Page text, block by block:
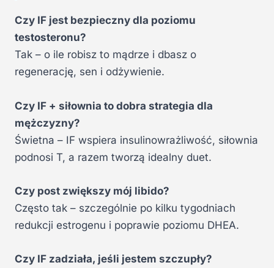
Czy IF jest bezpieczny dla poziomu
testosteronu?
Tak – o ile robisz to mądrze i dbasz o
regenerację, sen i odżywienie.
Czy IF + siłownia to dobra strategia dla
mężczyzny?
Świetna – IF wspiera insulinowrażliwość, siłownia
podnosi T, a razem tworzą idealny duet.
Czy post zwiększy mój libido?
Często tak – szczególnie po kilku tygodniach
redukcji estrogenu i poprawie poziomu DHEA.
Czy IF zadziała, jeśli jestem szczupły?